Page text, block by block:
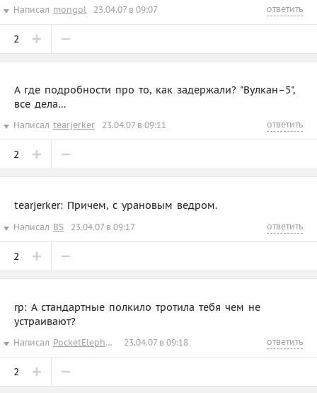
Написал mongol 23.04.07 в 09:07 ответить
2
А где подробности про то, как задержали? "Вулкан–5",
все дела…
Написал tearjerker 23.04.07 в 09:11 ответить
2
tearjerker: Причем, с урановым ведром.
Написал BS 23.04.07 в 09:17 ответить
2
rp: А стандартные полкило тротила тебя чем не
устраивают?
Написал PocketElephant 23.04.07 в 09:18 ответить
2